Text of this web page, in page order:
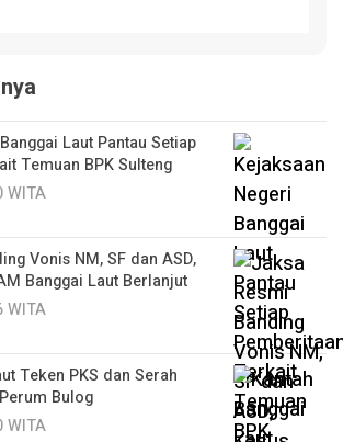
Laut Pantau Setiap
Temuan BPK Sulteng
WITA
Vonis NM, SF dan ASD,
Banggai Laut Berlanjut
WITA
Teken PKS dan Serah
Bulog
WITA